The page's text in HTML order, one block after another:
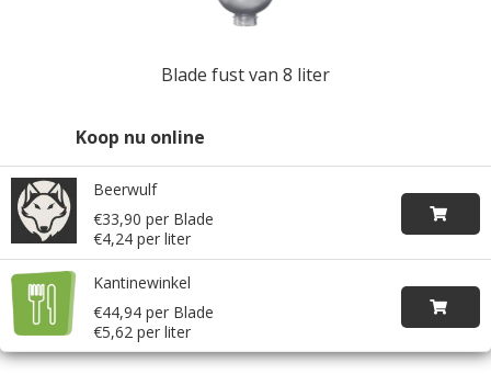
Blade fust van 8 liter
Koop nu online
Beerwulf
€33,90 per Blade
€4,24 per liter
Kantinewinkel
€44,94 per Blade
€5,62 per liter